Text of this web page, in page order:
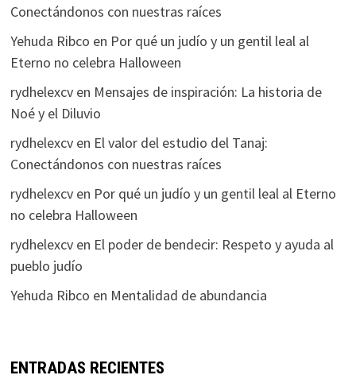
Conectándonos con nuestras raíces
Yehuda Ribco en Por qué un judío y un gentil leal al
Eterno no celebra Halloween
rydhelexcven Mensajes de inspiración: La historia de
Noé y el Diluvio
rydhelexcven El valor del estudio del Tanaj:
Conectándonos con nuestras raíces
rydhelexcven Por qué un judío y un gentil leal al Eterno
no celebra Halloween
rydhelexcven El poder de bendecir: Respeto y ayuda al
pueblo judío
Yehuda Ribco en Mentalidad de abundancia
ENTRADAS RECIENTES